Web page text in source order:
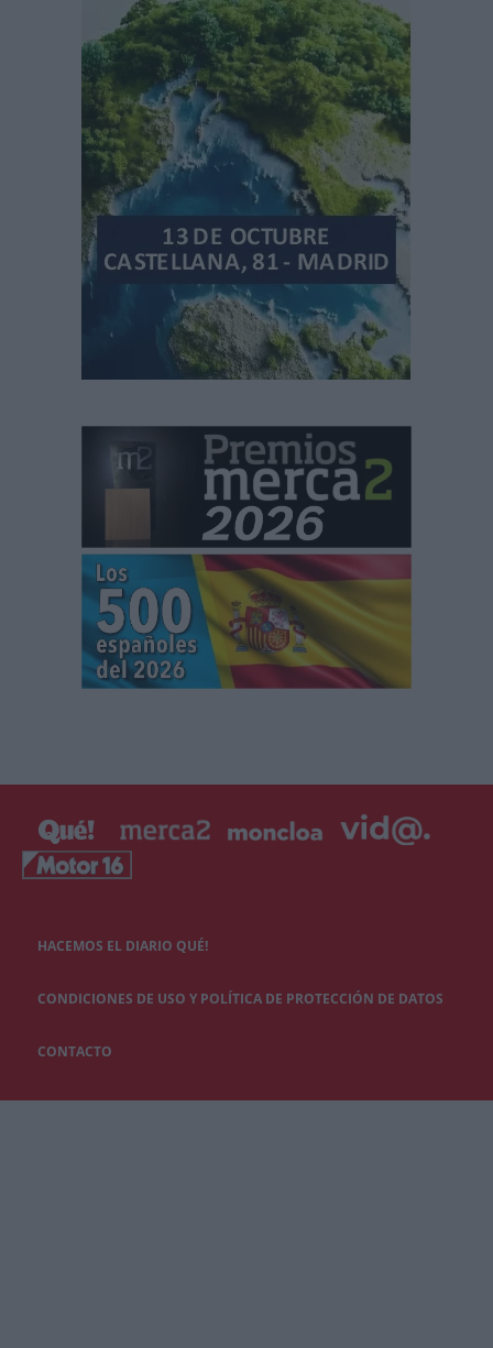
HACEMOS EL DIARIO QUÉ!
CONDICIONES DE USO Y POLÍTICA DE PROTECCIÓN DE DATOS
CONTACTO